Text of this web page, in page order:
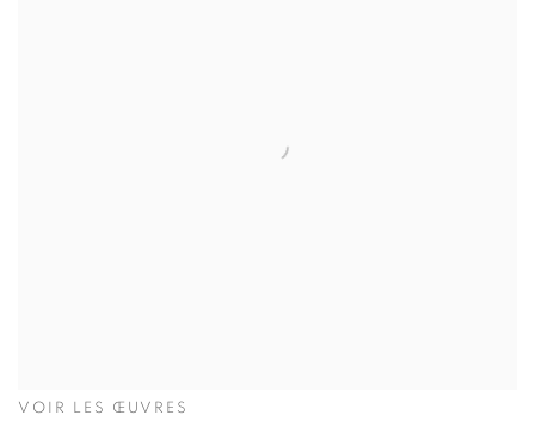
VOIR LES ŒUVRES